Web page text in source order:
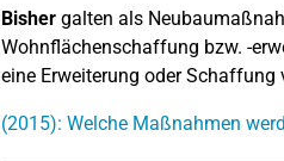
Bishergalten als
Wohnflächenschaffung bzw. -
eine Erweiterung oder Schaffung
(2015): Welche Maßnahmen